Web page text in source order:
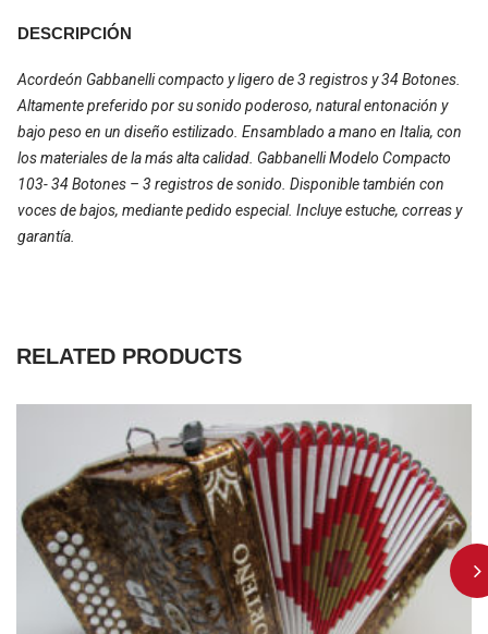
DESCRIPCIÓN
Acordeón Gabbanelli compacto y ligero de 3 registros y 34 Botones.
Altamente preferido por su sonido poderoso, natural entonación y
bajo peso en un diseño estilizado. Ensamblado a mano en Italia, con
los materiales de la más alta calidad. Gabbanelli Modelo Compacto
103- 34 Botones – 3 registros de sonido. Disponible también con
voces de bajos, mediante pedido especial. Incluye estuche, correas y
garantía.
RELATED PRODUCTS